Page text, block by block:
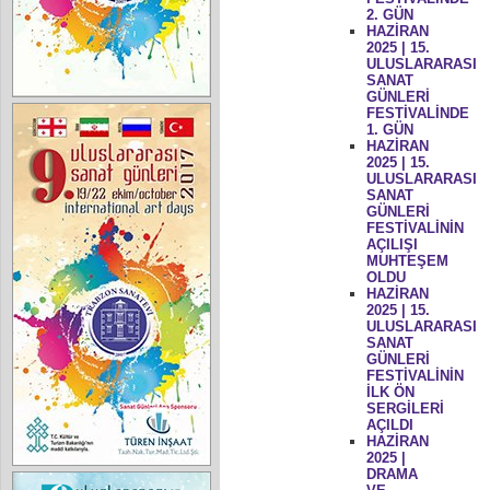
2. GÜN
HAZİRAN
2025 | 15.
ULUSLARARASI
SANAT
GÜNLERİ
FESTİVALİNDE
1. GÜN
HAZİRAN
2025 | 15.
ULUSLARARASI
SANAT
GÜNLERİ
FESTİVALİNİN
AÇILIŞI
MUHTEŞEM
OLDU
HAZİRAN
2025 | 15.
ULUSLARARASI
SANAT
GÜNLERİ
FESTİVALİNİN
İLK ÖN
SERGİLERİ
AÇILDI
HAZİRAN
2025 |
DRAMA